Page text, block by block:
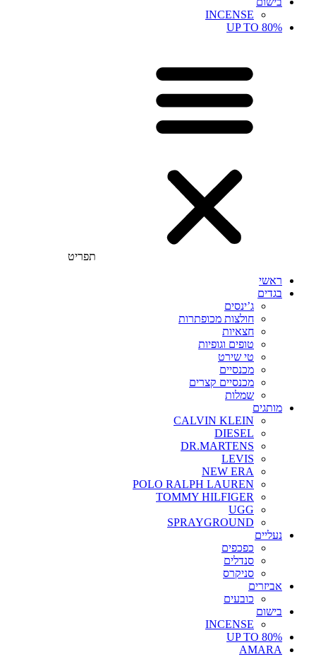
INCENSE
UP TO 80%
תפריט
ראשי
בגדים
ג’ינסים
חולצות מכופתרות
חצאיות
טופים וגופיות
טי שירט
מכנסיים
מכנסיים קצרים
שמלות
מותגים
CALVIN KLEIN
DIESEL
DR.MARTENS
LEVIS
NEW ERA
POLO RALPH LAUREN
TOMMY HILFIGER
UGG
SPRAYGROUND
נעליים
כפכפים
סנדלים
סניקרס
אביזרים
כובעים
בישום
INCENSE
UP TO 80%
AMARA